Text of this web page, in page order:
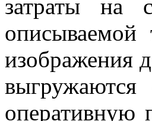
затраты на
описываемой
изображения
выгружаются
оперативную